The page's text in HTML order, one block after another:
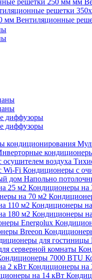
решетки 250 мм мм
решетки
мм Вентиляционные
диффузоры
диффузоры
кондиционирования
воздуха
Wi-Fi Кондиционеры с
дом Напольно
25 м2 Кондиционеры на
на 70 м2
110 м2 Кондиционеры
180 м2 Кондиционеры
Energolux
Breeon
для гостиницы
серверной комнаты
7000 BTU
2 кВт Кондиционеры на
на 14 кВт